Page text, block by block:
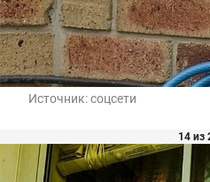
Источник:соцсети
14 из